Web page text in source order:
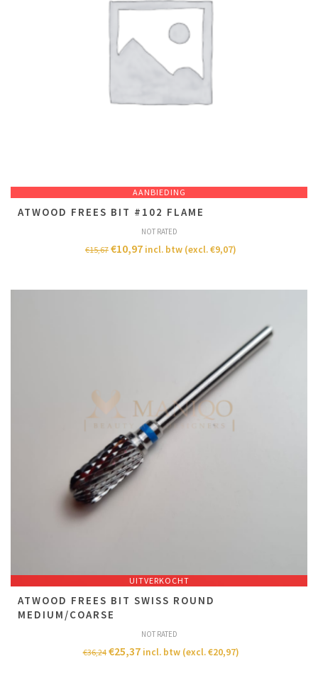
AANBIEDING
ATWOOD FREES BIT #102 FLAME
NOT RATED
€15,67 €10,97 incl. btw (excl.€9,07)
UITVERKOCHT
ATWOOD FREES BIT SWISS ROUND
MEDIUM/COARSE
NOT RATED
€36,24 €25,37 incl. btw (excl.€20,97)